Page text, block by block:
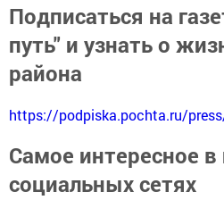
Подписаться на
путь" и узнать о
района
https://podpiska.pochta.ru/
Самое интересное
социальных сетях